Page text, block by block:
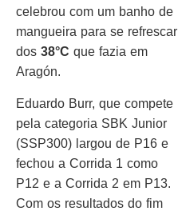
celebrou com um banho de
mangueira para se refrescar
dos 38°C que fazia em
Aragón.
Eduardo Burr, que compete
pela categoria SBK Junior
(SSP300) largou de P16 e
fechou a Corrida 1 como
P12 e a Corrida 2 em P13.
Com os resultados do fim